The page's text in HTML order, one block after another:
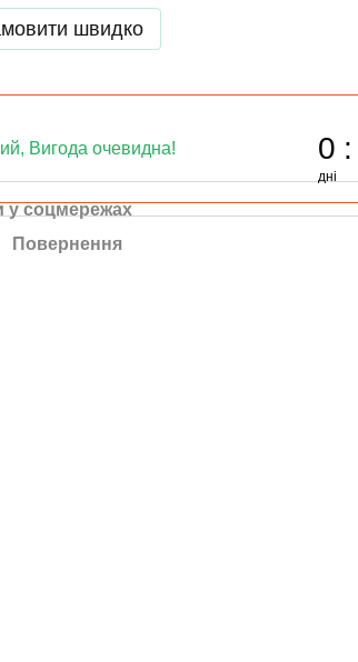
швидко
Вигода очевидна! 0
дні
у соцмережах
Повернення